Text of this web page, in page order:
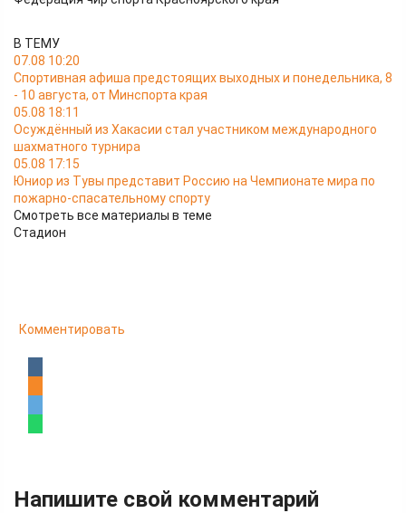
В ТЕМУ
07.08 10:20
Спортивная афиша предстоящих выходных и понедельника, 8
- 10 августа, от Минспорта края
05.08 18:11
Осуждённый из Хакасии стал участником международного
шахматного турнира
05.08 17:15
Юниор из Тувы представит Россию на Чемпионате мира по
пожарно-спасательному спорту
Смотреть все материалы в теме
Стадион
Комментировать
Напишите свой комментарий